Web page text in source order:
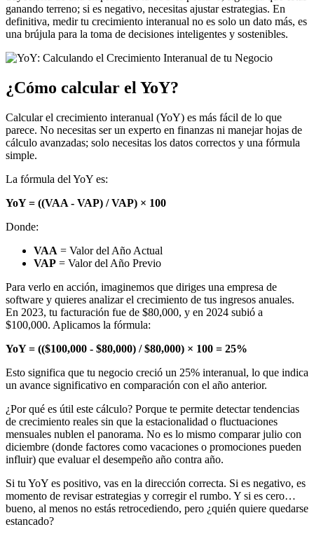
ganando terreno; si es negativo, necesitas ajustar estrategias. En
definitiva, medir tu crecimiento interanual no es solo un dato más, es
una brújula para la toma de decisiones inteligentes y sostenibles.
¿Cómo calcular el YoY?
Calcular el crecimiento interanual (YoY) es más fácil de lo que
parece. No necesitas ser un experto en finanzas ni manejar hojas de
cálculo avanzadas; solo necesitas los datos correctos y una fórmula
simple.
La fórmula del YoY es:
YoY = ((VAA - VAP) / VAP) × 100
Donde:
VAA = Valor del Año Actual
VAP = Valor del Año Previo
Para verlo en acción, imaginemos que diriges una empresa de
software y quieres analizar el crecimiento de tus ingresos anuales.
En 2023, tu facturación fue de $80,000, y en 2024 subió a
$100,000. Aplicamos la fórmula:
YoY = (($100,000 - $80,000) / $80,000) × 100 = 25%
Esto significa que tu negocio creció un 25% interanual, lo que indica
un avance significativo en comparación con el año anterior.
¿Por qué es útil este cálculo? Porque te permite detectar tendencias
de crecimiento reales sin que la estacionalidad o fluctuaciones
mensuales nublen el panorama. No es lo mismo comparar julio con
diciembre (donde factores como vacaciones o promociones pueden
influir) que evaluar el desempeño año contra año.
Si tu YoY es positivo, vas en la dirección correcta. Si es negativo, es
momento de revisar estrategias y corregir el rumbo. Y si es cero…
bueno, al menos no estás retrocediendo, pero ¿quién quiere quedarse
estancado?